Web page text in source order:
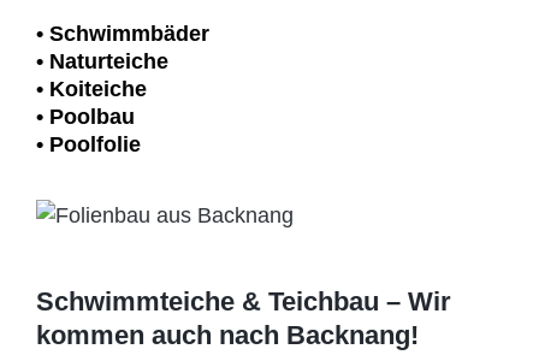
• Schwimm­bäder
• Naturteiche
• Koiteiche
• Poolbau
• Poolfolie
Schwimmteiche & Teichbau – Wir
kommen auch nach Backnang!